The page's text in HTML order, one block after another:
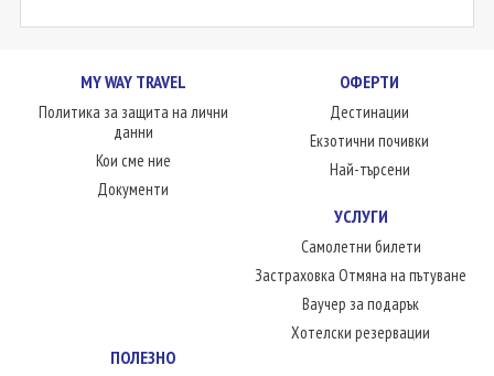
MY WAY TRAVEL
Политика за защита на лични
данни
Кои сме ние
Документи
ОФЕРТИ
Дестинации
Екзотични почивки
Най-търсени
УСЛУГИ
Самолетни билети
Застраховка Отмяна на пътуване
Ваучер за подарък
Хотелски резервации
ПОЛЕЗНО